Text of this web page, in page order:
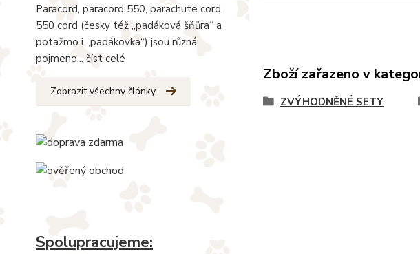
Paracord, paracord 550, parachute cord,
550 cord (česky též „padáková šňůra“ a
potažmo i „padákovka“) jsou různá
pojmeno... číst celé
Zobrazit všechny články
Spolupracujeme:
Zboží zařazeno v
ZVÝHODNĚNÉ SETY